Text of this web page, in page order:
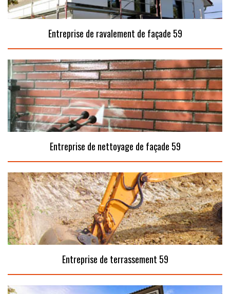
Entreprise de ravalement de façade 59
Entreprise de nettoyage de façade 59
Entreprise de terrassement 59